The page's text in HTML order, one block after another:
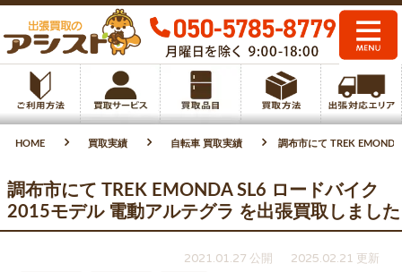
HOME 買取実績 自転車 買取実績 調布市にて TREK
調布市にて TREK EMONDA SL6 ロードバイク
2015モデル 電動アルテグラ を出張買取しました
2021.01.27 公開
2025.02.21 更新